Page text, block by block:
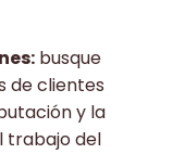
busque
de clientes
y la
trabajo del